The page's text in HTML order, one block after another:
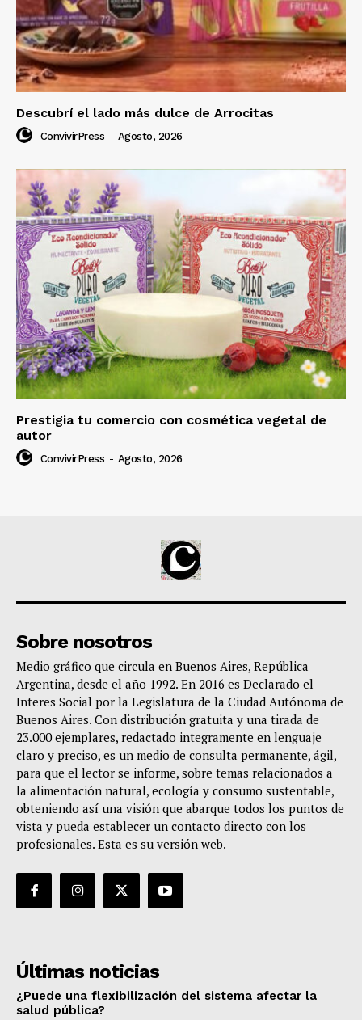
Descubrí el lado más dulce de Arrocitas
ConvivirPress - Agosto, 2026
Prestigia tu comercio con cosmética vegetal de
autor
ConvivirPress - Agosto, 2026
Sobre nosotros
Medio gráfico que circula en Buenos Aires, República
Argentina, desde el año 1992. En 2016 es Declarado el
Interes Social por la Legislatura de la Ciudad Autónoma de
Buenos Aires. Con distribución gratuita y una tirada de
23.000 ejemplares, redactado integramente en lenguaje
claro y preciso, es un medio de consulta permanente, ágil,
para que el lector se informe, sobre temas relacionados a
la alimentación natural, ecología y consumo sustentable,
obteniendo así una visión que abarque todos los puntos de
vista y pueda establecer un contacto directo con los
profesionales. Esta es su versión web.
Últimas noticias
¿Puede una flexibilización del sistema afectar la
salud pública?